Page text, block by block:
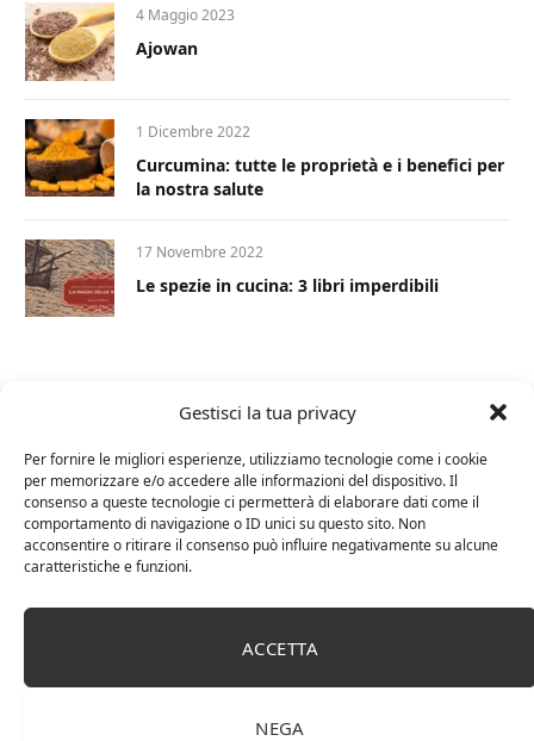
Gestisci la tua privacy
Per fornire le migliori esperienze, utilizziamo tecnologie come i cookie
per memorizzare e/o accedere alle informazioni del dispositivo. Il
consenso a queste tecnologie ci permetterà di elaborare dati come il
comportamento di navigazione o ID unici su questo sito. Non
acconsentire o ritirare il consenso può influire negativamente su alcune
caratteristiche e funzioni.
ACCETTA
NEGA
4 Maggio 2023
Ajowan
1 Dicembre 2022
Curcumina: tutte le proprietà e i benefici per
la nostra salute
17 Novembre 2022
Le spezie in cucina: 3 libri imperdibili